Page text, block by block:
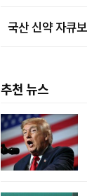
국산 신약 자큐
추천 뉴스